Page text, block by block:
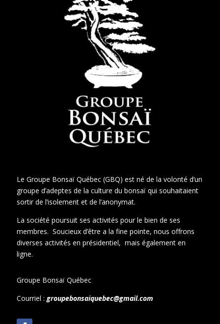
Le Groupe Bonsaï Québec (GBQ) est né de la volonté d’un
groupe d’adeptes de la culture du bonsaï qui souhaitaient
sortir de l’isolement et de l’anonymat.
La société poursuit ses activités pour le bien de ses
membres. Soucieux d’être a la fine pointe, nous offrons
diverses activités en présidentiel, mais également en
ligne.
Groupe Bonsaï Québec
Courriel : groupebonsaiquebec@gmail.com